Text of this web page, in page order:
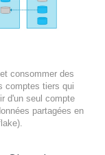
consommer des
comptes tiers qui
d'un seul compte
partagées en